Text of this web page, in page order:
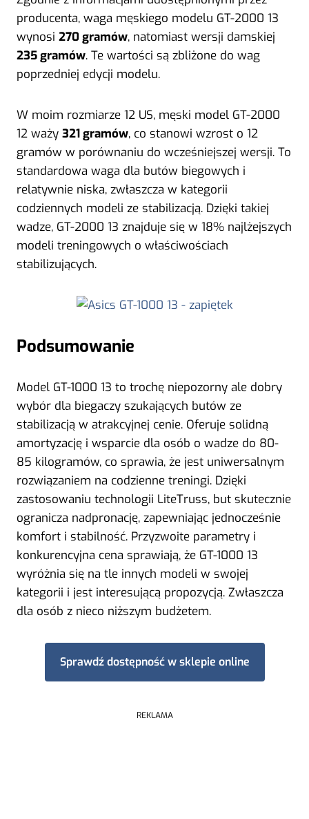
producenta, waga męskiego modelu GT-2000 13
wynosi 270 gramów, natomiast wersji damskiej
235 gramów. Te wartości są zbliżone do wag
poprzedniej edycji modelu.
W moim rozmiarze 12 US, męski model GT-2000
12 waży 321 gramów, co stanowi wzrost o 12
gramów w porównaniu do wcześniejszej wersji. To
standardowa waga dla butów biegowych i
relatywnie niska, zwłaszcza w kategorii
codziennych modeli ze stabilizacją. Dzięki takiej
wadze, GT-2000 13 znajduje się w 18% najlżejszych
modeli treningowych o właściwościach
stabilizujących.
Podsumowanie
Model GT-1000 13 to trochę niepozorny ale dobry
wybór dla biegaczy szukających butów ze
stabilizacją w atrakcyjnej cenie. Oferuje solidną
amortyzację i wsparcie dla osób o wadze do 80-
85 kilogramów, co sprawia, że jest uniwersalnym
rozwiązaniem na codzienne treningi. Dzięki
zastosowaniu technologii LiteTruss, but skutecznie
ogranicza nadpronację, zapewniając jednocześnie
komfort i stabilność. Przyzwoite parametry i
konkurencyjna cena sprawiają, że GT-1000 13
wyróżnia się na tle innych modeli w swojej
kategorii i jest interesującą propozycją. Zwłaszcza
dla osób z nieco niższym budżetem.
Sprawdź dostępność w sklepie online
REKLAMA